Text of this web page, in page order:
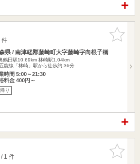
お気に入
りに追加
県 / 南津軽郡藤崎町大字藤崎字向根子橋
鶴田駅10.69km 林崎駅1.04km
能線「林崎」駅から徒歩約 36分
時間 5:00～21:30
料金 400円～
り
お気に入
りに追加
1 件